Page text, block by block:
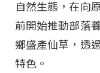
自然生態，在向
前開始推動部落
鄉盛產仙草，透
特色。